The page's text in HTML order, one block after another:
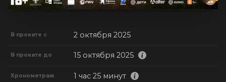
В прокате с 2 октября 2025
В прокате до 15 октября 2025
Хронометраж 1 час 25 минут